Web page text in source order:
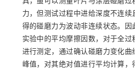
力，但测试过程中进给深度不连续
得的碰磨力为波动非连续状态。因
实验中的平均摩擦因数，对于全过
进行测定，通过确认碰磨力变化曲
峰值，对其绝对值进行平均计算，